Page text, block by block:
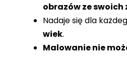
obrazów ze swoich
Nadaje się dla
wiek.
Malowanie nie